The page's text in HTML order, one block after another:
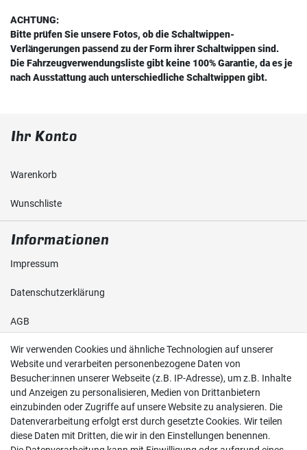
ACHTUNG:
Bitte prüfen Sie unsere Fotos, ob die Schaltwippen-
Verlängerungen passend zu der Form ihrer Schaltwippen sind.
Die Fahrzeugverwendungsliste gibt keine 100% Garantie, da es je
nach Ausstattung auch unterschiedliche Schaltwippen gibt.
Ihr Konto
Warenkorb
Wunschliste
Informationen
Impressum
Daten­schutz­erklärung
AGB
Shop
Kontakt
Versand & Zahlung
Widerrufs­recht
Wir verwenden Cookies und ähnliche Technologien auf unserer
Website und verarbeiten personenbezogene Daten von
Besucher:innen unserer Webseite (z.B. IP-Adresse), um z.B. Inhalte
und Anzeigen zu personalisieren, Medien von Drittanbietern
einzubinden oder Zugriffe auf unsere Website zu analysieren. Die
Datenverarbeitung erfolgt erst durch gesetzte Cookies. Wir teilen
diese Daten mit Dritten, die wir in den Einstellungen benennen.